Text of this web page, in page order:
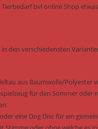
bvl online Shop
den verschiedensten
aus Baumwolle/Polyester
für den Sommer
eine Dog Disc für ein